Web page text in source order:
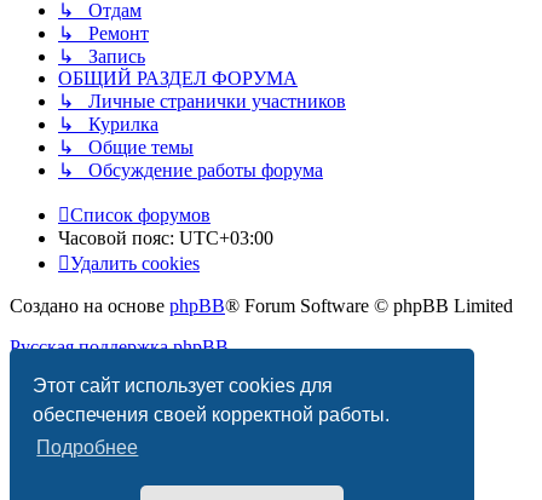
Этот сайт использует cookies для
обеспечения своей корректной работы.
Подробнее
↳ Отдам
↳ Ремонт
↳ Запись
ОБЩИЙ РАЗДЕЛ ФОРУМА
↳ Личные странички участников
↳ Курилка
↳ Общие темы
↳ Обсуждение работы форума
Список форумов
Часовой пояс: UTC+03:00
Удалить cookies
Создано на основе phpBB® Forum Software © phpBB Limited
Русская поддержка phpBB
Конфиденциальность |Правила